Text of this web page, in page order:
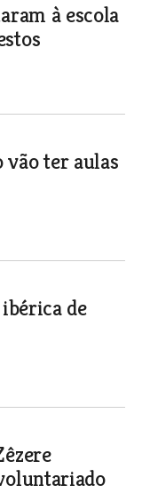
à escola
ter aulas
de